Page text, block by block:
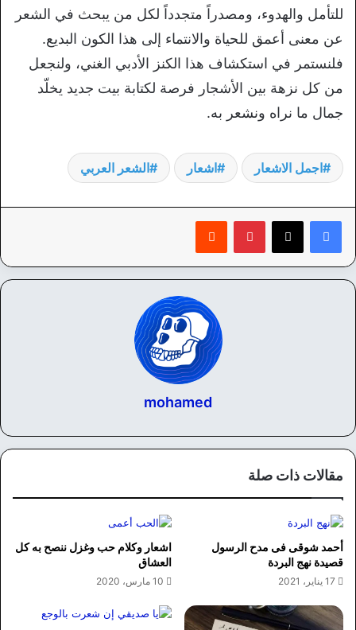
للتأمل والهدوء، ومصدراً متجدداً لكل من يبحث في الشعر
عن معنى أعمق للحياة والانتماء إلى هذا الكون البديع.
فلنستمر في استكشاف هذا الكنز الأدبي الغني، ولنجعل
من كل نزهة بين الأشجار فرصة لكتابة بيت جديد يخلّد
جمال ما نراه ونشعر به.
اجمل الاشعار اشعار الشعر العربي
بينتيريست
mohamed
مقالات ذات صلة
أحمد شوقى فى مدح الرسول
قصيدة نهج البردة
17 يناير، 2021
اشعار وكلام حب وغزل ننصح به كل
العشاق
10 مارس، 2020